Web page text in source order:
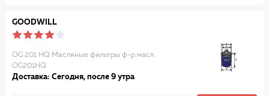
GOODWILL
OG 201 HQ Масляные фильтры ф-р масл.
OG201HQ
Доставка: Сегодня, после 9 утра